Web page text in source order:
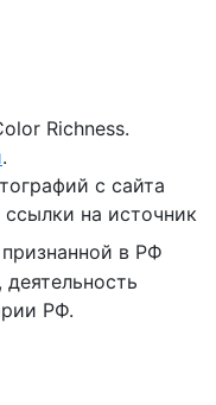
Richness.
.
с сайта
на источник
в РФ
РФ.